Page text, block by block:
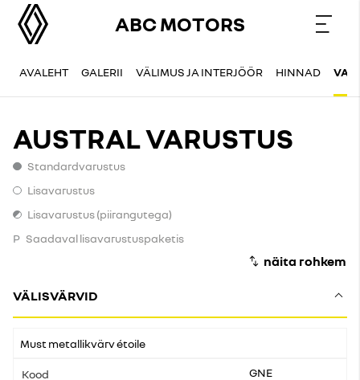
ABC MOTORS
AVALEHT GALERII VÄLIMUS JA INTERJÖÖR HINNAD
AUSTRAL VARUSTUS
Standardvarustus
Standardvarustus
Lisavarustus
Lisavarustus
Lisavarustus (piirangutega)
Lisavarustus (piirangutega)
P Saadaval lisavarustuspaketis
VÄLISVÄRVID
Must metallikvärv étoile
GNE